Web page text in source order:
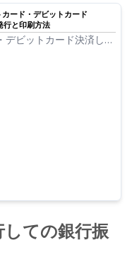
カード・デビットカード
行と印刷方法
デビットカード決済した
しての銀行振